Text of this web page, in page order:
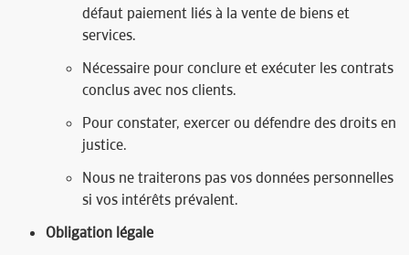
défaut paiement liés à la vente de biens et
services.
Nécessaire pour conclure et exécuter les contrats
conclus avec nos clients.
Pour constater, exercer ou défendre des droits en
justice.
Nous ne traiterons pas vos données personnelles
si vos intérêts prévalent.
Obligation légale